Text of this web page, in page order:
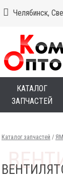
Челябинск,
КАТАЛОГ
ЗАПЧАСТЕЙ
Каталог запчастей /